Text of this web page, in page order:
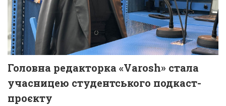
Головна редакторка «Varosh» стала
учасницею студентського подкаст-
проєкту